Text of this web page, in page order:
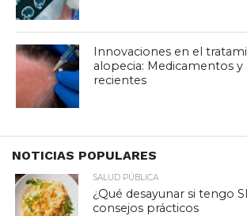
Innovaciones en el
alopecia: Medicamentos y
recientes
NOTICIAS POPULARES
SALUD PÚBLICA
¿Qué desayunar si tengo
consejos prácticos